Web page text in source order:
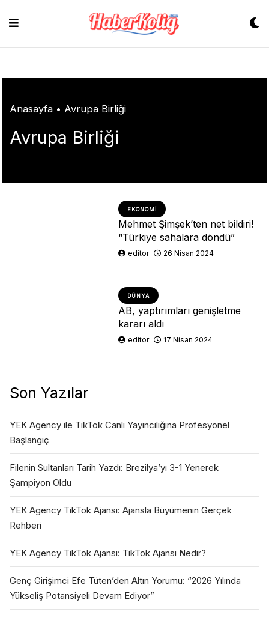
Anasayfa • Avrupa Birliği
Avrupa Birliği
EKONOMI
Mehmet Şimşek’ten net bildiri!
“Türkiye sahalara döndü”
editor 26 Nisan 2024
DÜNYA
AB, yaptırımları genişletme
kararı aldı
editor 17 Nisan 2024
Son Yazılar
YEK Agency ile TikTok Canlı Yayıncılığına Profesyonel
Başlangıç
Filenin Sultanları Tarih Yazdı: Brezilya’yı 3-1 Yenerek
Şampiyon Oldu
YEK Agency TikTok Ajansı: Ajansla Büyümenin Gerçek
Rehberi
YEK Agency TikTok Ajansı: TikTok Ajansı Nedir?
Genç Girişimci Efe Tüten’den Altın Yorumu: “2026 Yılında
Yükseliş Potansiyeli Devam Ediyor”